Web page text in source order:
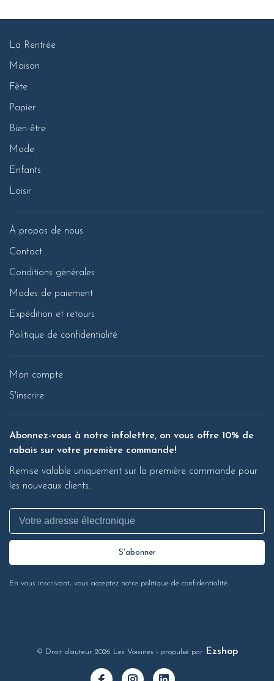
La Rentrée
Maison
Fête
Papier
Bien-être
Mode
Enfants
Loisir
À propos de nous
Contact
Conditions générales
Modes de paiement
Expédition et retours
Politique de confidentialité
Mon compte
S'inscrire
Abonnez-vous à notre infolettre, on vous offre 10% de
rabais sur votre première commande!
Remise valable uniquement sur la première commande pour
les nouveaux clients.
S'abonner
En vous inscrivant, vous acceptez notre politique de confidentialité.
© Droit d'auteur 2026 Les Voisines - propulsé par Ezshop